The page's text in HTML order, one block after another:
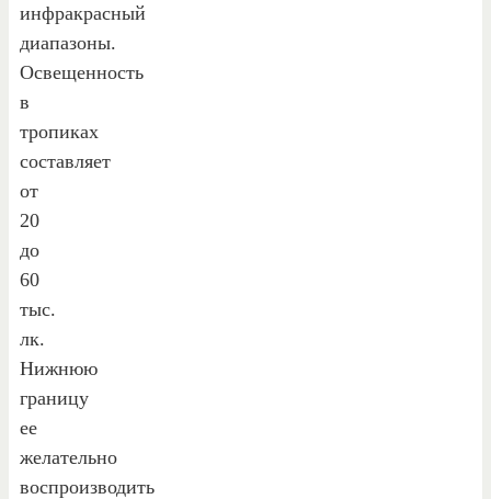
инфракрасный
диапазоны.
Освещенность
в
тропиках
составляет
от
20
до
60
тыс.
лк.
Нижнюю
границу
ее
желательно
воспроизводить